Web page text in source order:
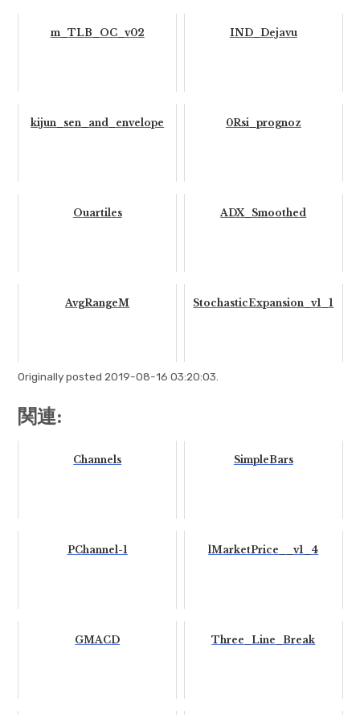
m_TLB_OC_v02 IND_Dejavu
kijun_sen_and_envelope 0Rsi_prognoz
Ouartiles ADX_Smoothed
AvgRangeM StochasticExpansion_v1_1
Originally posted 2019-08-16 03:20:03.
関連:
Channels SimpleBars
PChannel-1 lMarketPrice__v1_4
GMACD Three_Line_Break